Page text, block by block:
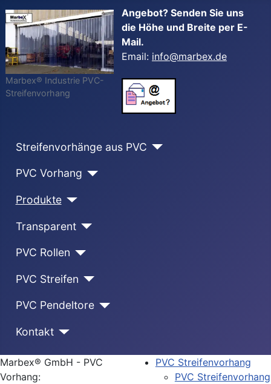
Marbex® Industrie PVC-
Streifenvorhang
Angebot? Senden Sie uns
die Höhe und Breite per E-
Mail.
Email: info@marbex.de
Streifenvorhänge aus PVC
PVC Vorhang
Produkte
Transparent
PVC Rollen
PVC Streifen
PVC Pendeltore
Kontakt
Marbex® GmbH - PVC
Vorhang:
PVC Streifenvorhang
PVC Streifenvorhang